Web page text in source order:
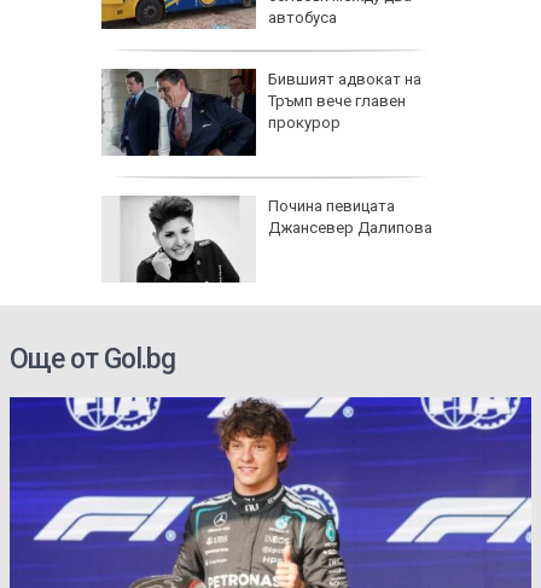
автобуса
Бившият адвокат на
Тръмп вече главен
прокурор
Почина певицата
Джансевер Далипова
Още от Gol.bg